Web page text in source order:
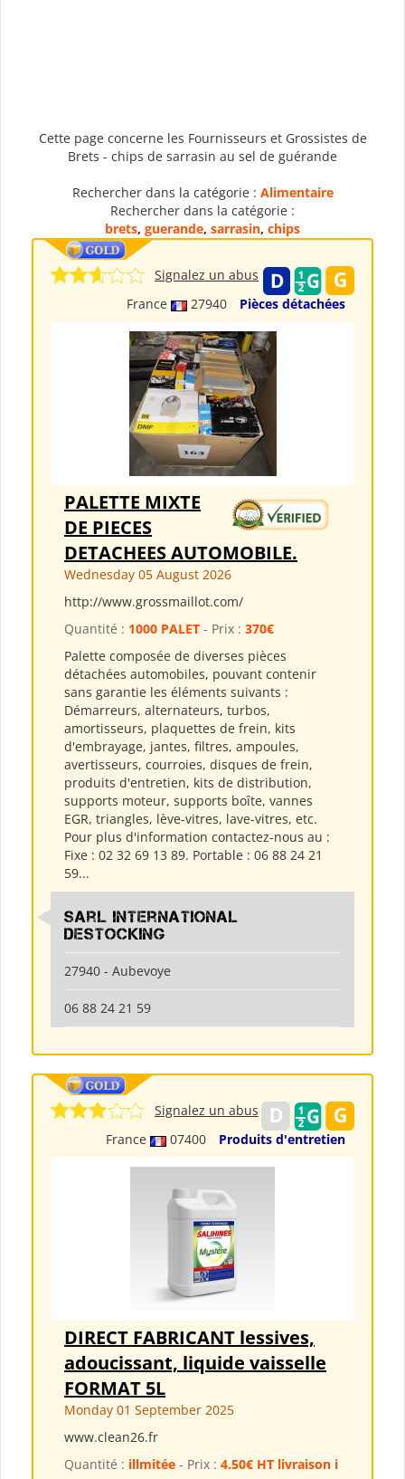
Cette page concerne les Fournisseurs et Grossistes de
Brets - chips de sarrasin au sel de guérande
Rechercher dans la catégorie : Alimentaire
Rechercher dans la catégorie :
brets, guerande, sarrasin, chips
France 27940 Pièces détachées
Signalez un abus
PALETTE MIXTE
DE PIECES
DETACHEES AUTOMOBILE.
Wednesday 05 August 2026
http://www.grossmaillot.com/
Quantité : 1000 PALET - Prix : 370€
Palette composée de diverses pièces
détachées automobiles, pouvant contenir
sans garantie les éléments suivants :
Démarreurs, alternateurs, turbos,
amortisseurs, plaquettes de frein, kits
d'embrayage, jantes, filtres, ampoules,
avertisseurs, courroies, disques de frein,
produits d'entretien, kits de distribution,
supports moteur, supports boîte, vannes
EGR, triangles, lève-vitres, lave-vitres, etc.
Pour plus d'information contactez-nous au :
Fixe : 02 32 69 13 89. Portable : 06 88 24 21
59...
Sarl International
Destocking
27940 - Aubevoye
06 88 24 21 59
France 07400 Produits d'entretien
Signalez un abus
DIRECT FABRICANT lessives,
adoucissant, liquide vaisselle
FORMAT 5L
Monday 01 September 2025
www.clean26.fr
Quantité : illmitée - Prix : 4.50€ HT livraison i